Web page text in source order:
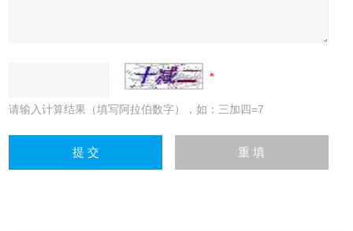
请输入计算结果（填写阿拉伯数字），如：三加四=7